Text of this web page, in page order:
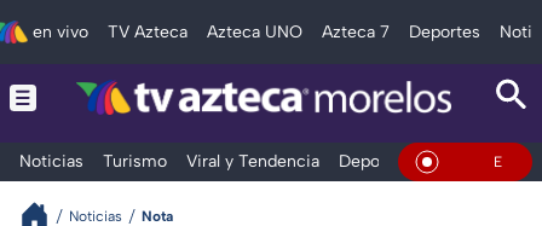
en vivo TV Azteca Azteca UNO Azteca 7 Deportes
Noticias Turismo Viral y Tendencia Deportes Espectáculos
En Vivo
Noticias Nota